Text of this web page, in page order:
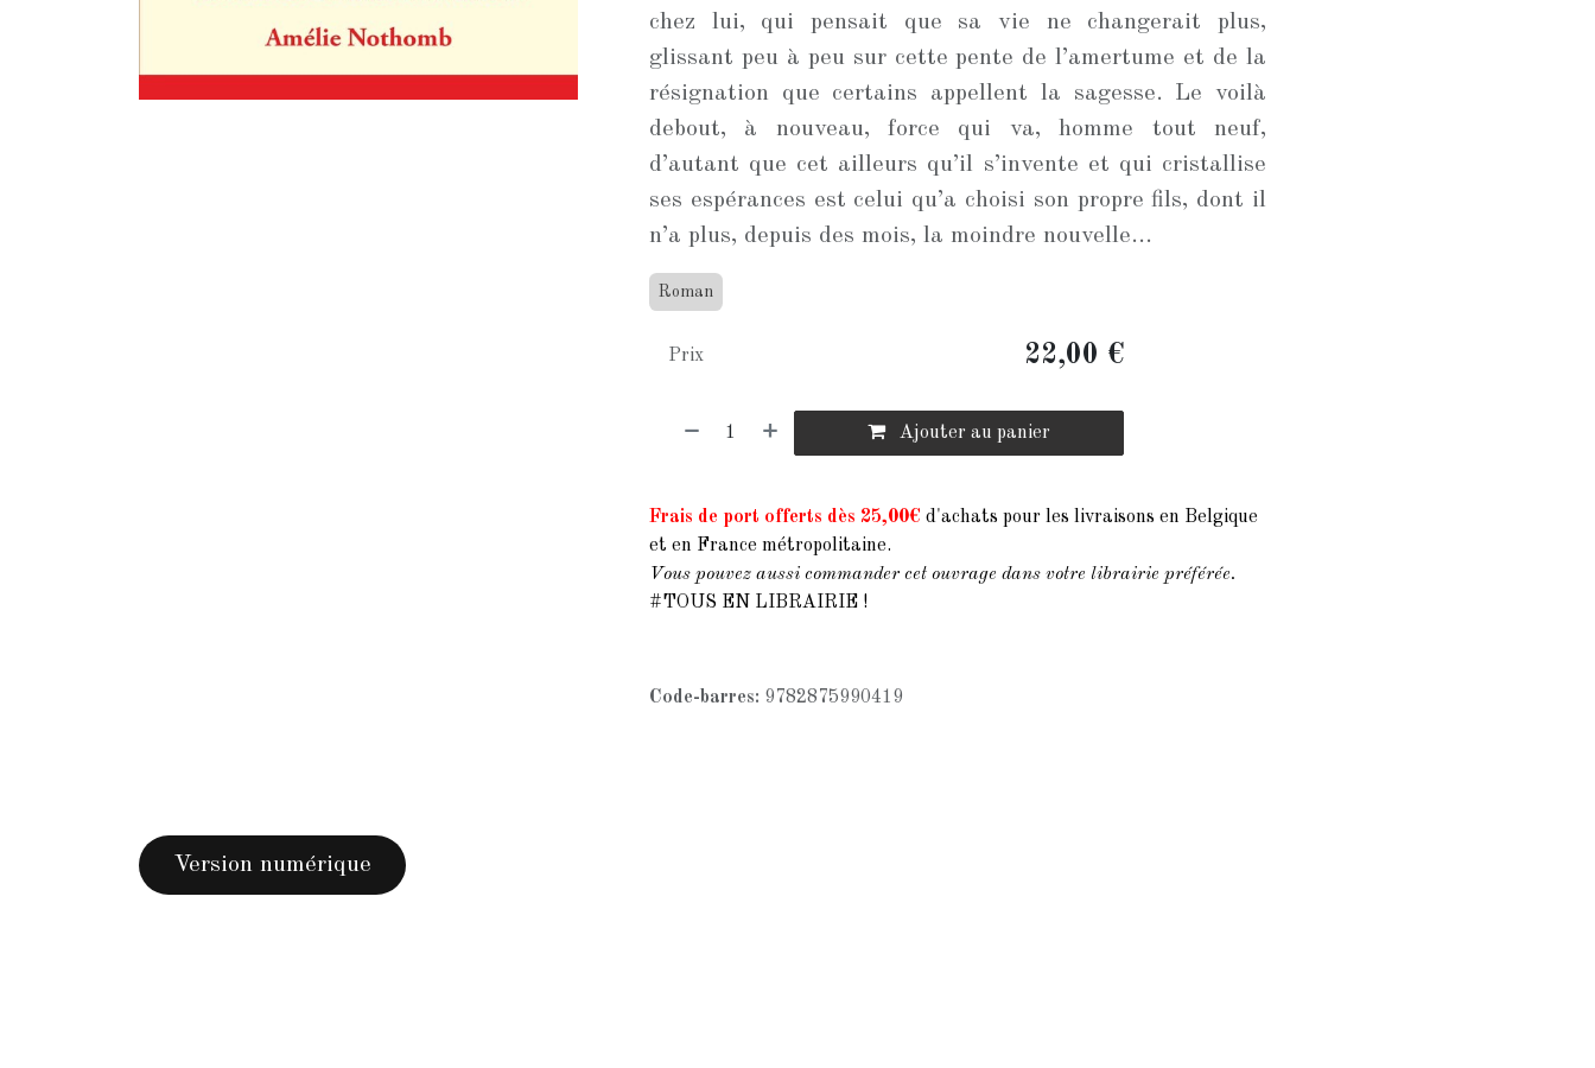
chez lui, qui pensait que sa vie ne changerait plus,
glissant peu à peu sur cette pente de l’amertume et de la
résignation que certains appellent la sagesse. Le voilà
debout, à nouveau, force qui va, homme tout neuf,
d’autant que cet ailleurs qu’il s’invente et qui cristallise
ses espérances est celui qu’a choisi son propre fils, dont il
n’a plus, depuis des mois, la moindre nouvelle...
Roman
Ajouter au panier
Prix 22,00 €
Frais de port offerts dès 25,00€ d'achats pour les livraisons en Belgique
et en France métropolitaine.
Vous pouvez aussi commander cet ouvrage dans votre librairie préférée.
#TOUS EN LIBRAIRIE !
Code-barres: 9782875990419
Version numérique